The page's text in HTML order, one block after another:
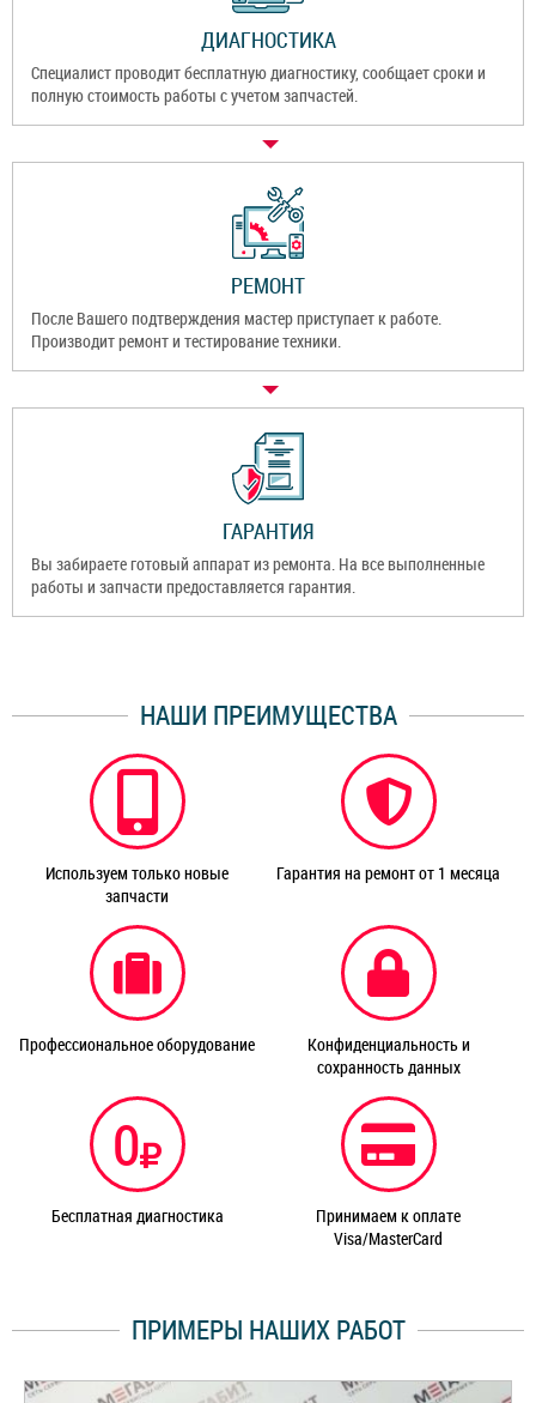
ДИАГНОСТИКА
Специалист проводит бесплатную диагностику, сообщает сроки и
полную стоимость работы с учетом запчастей.
РЕМОНТ
После Вашего подтверждения мастер приступает к работе.
Производит ремонт и тестирование техники.
ГАРАНТИЯ
Вы забираете готовый аппарат из ремонта. На все выполненные
работы и запчасти предоставляется гарантия.
НАШИ ПРЕИМУЩЕСТВА
Используем только новые
запчасти
Гарантия на ремонт от 1 месяца
Профессиональное оборудование
Конфиденциальность и
сохранность данных
0
Бесплатная диагностика
Принимаем к оплате
Visa/MasterCard
ПРИМЕРЫ НАШИХ РАБОТ